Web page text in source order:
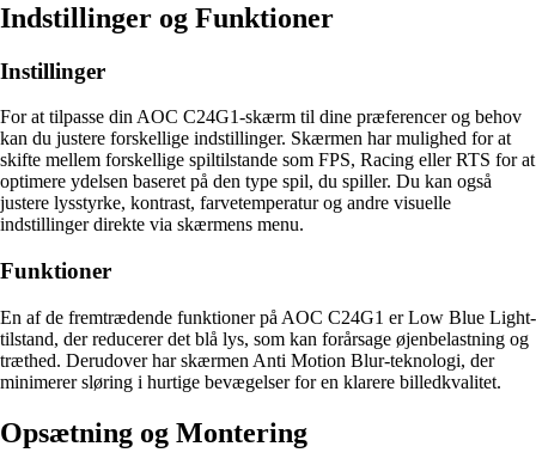
Indstillinger og Funktioner
Instillinger
For at tilpasse din AOC C24G1-skærm til dine præferencer og behov
kan du justere forskellige indstillinger. Skærmen har mulighed for at
skifte mellem forskellige spiltilstande som FPS, Racing eller RTS for at
optimere ydelsen baseret på den type spil, du spiller. Du kan også
justere lysstyrke, kontrast, farvetemperatur og andre visuelle
indstillinger direkte via skærmens menu.
Funktioner
En af de fremtrædende funktioner på AOC C24G1 er Low Blue Light-
tilstand, der reducerer det blå lys, som kan forårsage øjenbelastning og
træthed. Derudover har skærmen Anti Motion Blur-teknologi, der
minimerer sløring i hurtige bevægelser for en klarere billedkvalitet.
Opsætning og Montering